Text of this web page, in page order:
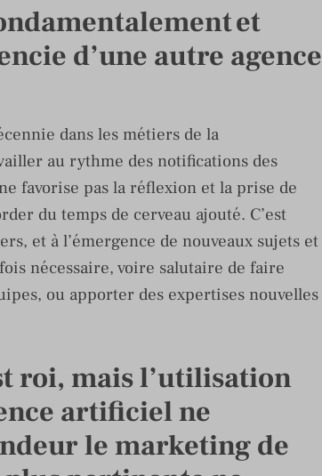
et
d’une autre agence
dans les métiers de la
au rythme des notifications des
favorise pas la réflexion et la prise de
du temps de cerveau ajouté. C’est
et à l’émergence de nouveaux sujets et
nécessaire, voire salutaire de faire
ou apporter des expertises nouvelles
roi, mais l’utilisation
artificiel ne
le marketing de